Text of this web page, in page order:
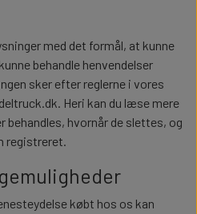
med det formål, at kunne
behandle henvendelser
sker efter reglerne i vores
Heri kan du læse mere
behandles, hvornår de slettes, og
registreret.
købt hos os kan